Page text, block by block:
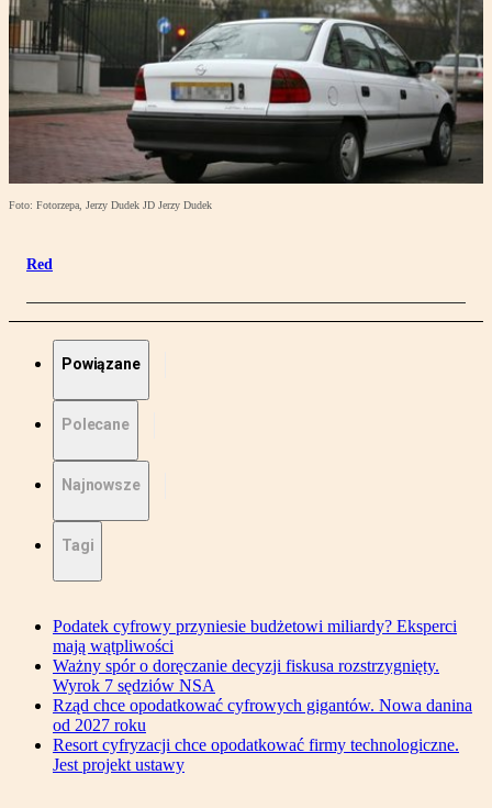
Foto: Fotorzepa, Jerzy Dudek JD Jerzy Dudek
Red
Powiązane
Polecane
Najnowsze
Tagi
Podatek cyfrowy przyniesie budżetowi miliardy? Eksperci
mają wątpliwości
Ważny spór o doręczanie decyzji fiskusa rozstrzygnięty.
Wyrok 7 sędziów NSA
Rząd chce opodatkować cyfrowych gigantów. Nowa danina
od 2027 roku
Resort cyfryzacji chce opodatkować firmy technologiczne.
Jest projekt ustawy